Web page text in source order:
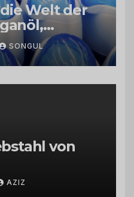
Welt der
und
von
Anbietern
SONGUL
von
AZIZ